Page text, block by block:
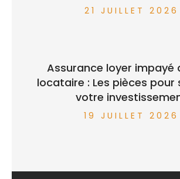
21 JUILLET 2026
Assurance loyer impayé
locataire : Les pièces pour
votre
19 JUILLET 2026